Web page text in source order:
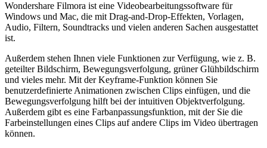
Wondershare Filmora ist eine Videobearbeitungssoftware für
Windows und Mac, die mit Drag-and-Drop-Effekten, Vorlagen,
Audio, Filtern, Soundtracks und vielen anderen Sachen ausgestattet
ist.
Außerdem stehen Ihnen viele Funktionen zur Verfügung, wie z. B.
geteilter Bildschirm, Bewegungsverfolgung, grüner Glühbildschirm
und vieles mehr. Mit der Keyframe-Funktion können Sie
benutzerdefinierte Animationen zwischen Clips einfügen, und die
Bewegungsverfolgung hilft bei der intuitiven Objektverfolgung.
Außerdem gibt es eine Farbanpassungsfunktion, mit der Sie die
Farbeinstellungen eines Clips auf andere Clips im Video übertragen
können.